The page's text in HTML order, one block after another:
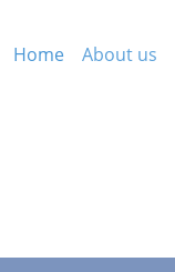
Home About us